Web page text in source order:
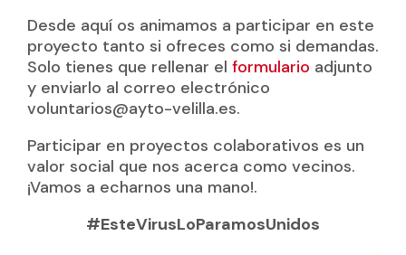
Desde aquí os animamos a participar en este
proyecto tanto si ofreces como si demandas.
Solo tienes que rellenar el formulario adjunto
y enviarlo al correo electrónico
voluntarios@ayto-velilla.es.
Participar en proyectos colaborativos es un
valor social que nos acerca como vecinos.
¡Vamos a echarnos una mano!.
#EsteVirusLoParamosUnidos